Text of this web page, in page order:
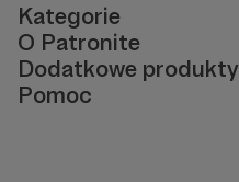
Kategorie
O Patronite
Dodatkowe produkty
Pomoc